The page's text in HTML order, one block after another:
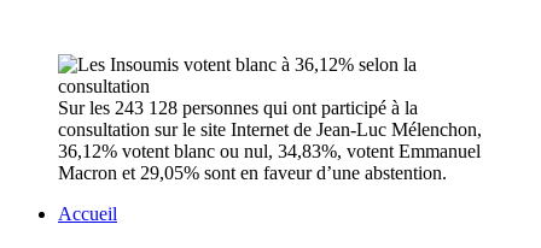
Sur les 243 128 personnes qui ont participé à la
consultation sur le site Internet de Jean-Luc Mélenchon,
36,12% votent blanc ou nul, 34,83%, votent Emmanuel
Macron et 29,05% sont en faveur d’une abstention.
Accueil